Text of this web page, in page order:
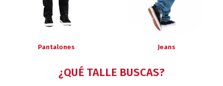
Pantalones Jeans
¿QUÉ TALLE BUSCAS?